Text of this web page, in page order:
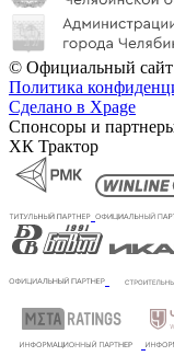
© Официальный сайт
Политика
Сделано в Xpage
Спонсоры и
ХК Трактор